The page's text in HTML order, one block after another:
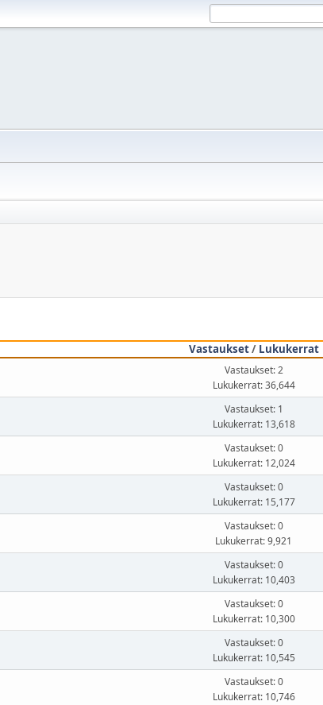
Vastaukset/ Lukukerrat
Vastaukset: 2
Lukukerrat: 36,644
Vastaukset: 1
Lukukerrat: 13,618
Vastaukset: 0
Lukukerrat: 12,024
Vastaukset: 0
Lukukerrat: 15,177
Vastaukset: 0
Lukukerrat: 9,921
Vastaukset: 0
Lukukerrat: 10,403
Vastaukset: 0
Lukukerrat: 10,300
Vastaukset: 0
Lukukerrat: 10,545
Vastaukset: 0
Lukukerrat: 10,746